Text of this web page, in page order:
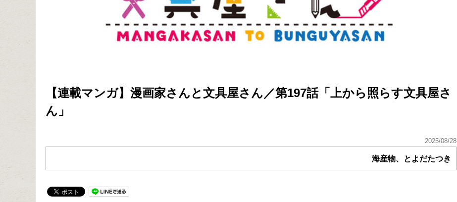
【連載マンガ】漫画家さんと文具屋さん／第197話「上から照らす文具屋さ
ん」
2025/08/28
海産物、とよだたつき